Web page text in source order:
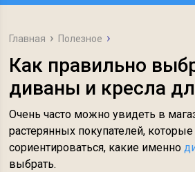
Главная Полезное
Как правильно
диваны и кресла
Очень часто можно увидеть в
растерянных покупателей,
сориентироваться, какие именно
выбрать.